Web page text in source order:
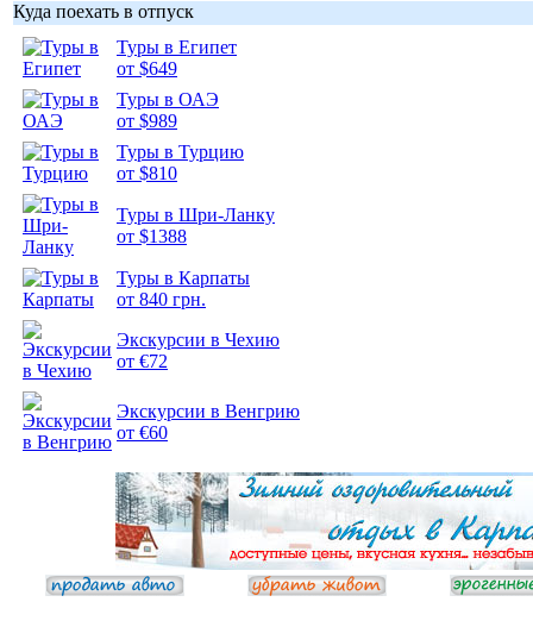
Куда поехать в отпуск
Туры в Египет
от $649
Туры в ОАЭ
от $989
Туры в Турцию
от $810
Туры в Шри-Ланку
от $1388
Туры в Карпаты
от 840 грн.
Экскурсии в Чехию
от €72
Экскурсии в Венгрию
от €60